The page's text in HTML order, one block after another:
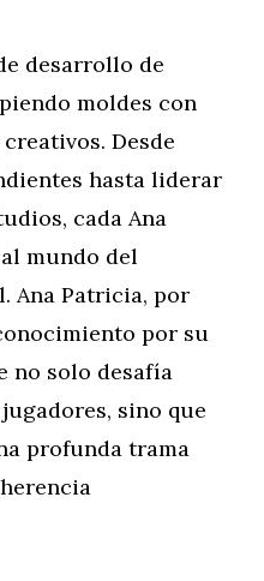
desarrollo de
moldes con
Desde
hasta liderar
cada Ana
mundo del
Ana Patricia, por
por su
no solo desafía
sino que
profunda trama